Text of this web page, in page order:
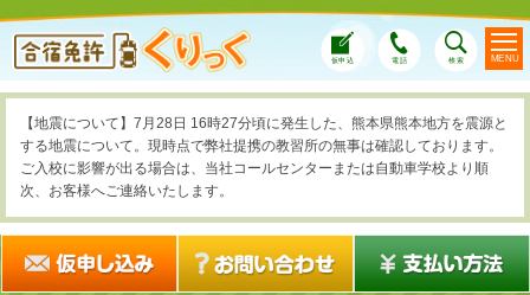
仮申込 電話 検索
【地震について】7月28日 16時27分頃に発生した、熊本県熊本地方を震源と
する地震について。現時点で弊社提携の教習所の無事は確認しております。
ご入校に影響が出る場合は、当社コールセンターまたは自動車学校より順
次、お客様へご連絡いたします。
MENU